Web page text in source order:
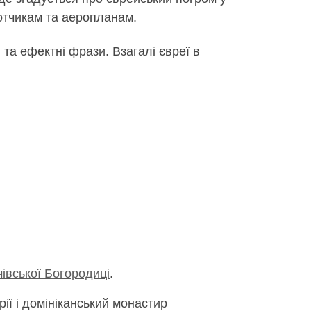
та аеропланам.
ефектні фрази. Взагалі євреї в
Богородиці.